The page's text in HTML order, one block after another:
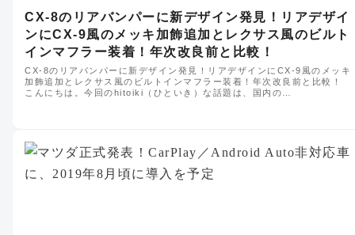
CX-8のリアバンパーに新デザイン発見！リアデザイ
ンにCX-9風のメッキ加飾追加とレクサス風のビルト
インマフラー装着！年次改良前と比較！
CX-8のリアバンパーに新デザイン発見！リアデザインにCX-9風のメッキ
加飾追加とレクサス風のビルトインマフラー装着！年次改良前と比較！
こんにちは。今回のhitoiki（ひといき）な話題は、国内の…